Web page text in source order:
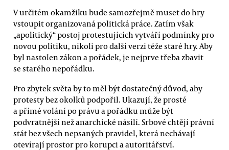
V určitém okamžiku bude samozřejmě muset do hry
vstoupit organizovaná politická práce. Zatím však
„apolitický“ postoj protestujících vytváří podmínky pro
novou politiku, nikoli pro další verzi téže staré hry. Aby
byl nastolen zákon a pořádek, je nejprve třeba zbavit
se starého nepořádku.
Pro zbytek světa by to měl být dostatečný důvod, aby
protesty bez okolků podpořil. Ukazují, že prosté
a přímé volání po právu a pořádku může být
podvratnější než anarchické násilí. Srbové chtějí právní
stát bez všech nepsaných pravidel, která nechávají
otevírají prostor pro korupci a autoritářství.